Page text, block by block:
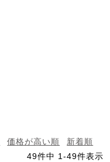
価格が高い順
新着順
49件中 1-49件表示